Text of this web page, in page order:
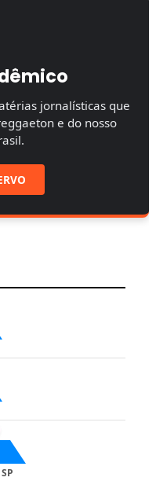
jornalísticas que
e do nosso